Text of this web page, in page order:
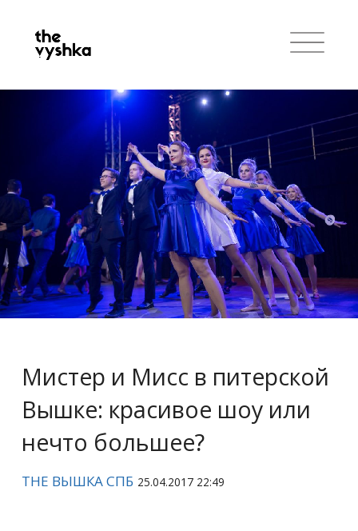
Мистер и Мисс в питерской
Вышке: красивое шоу или
нечто большее?
THE ВЫШКА СПБ 25.04.2017 22:49